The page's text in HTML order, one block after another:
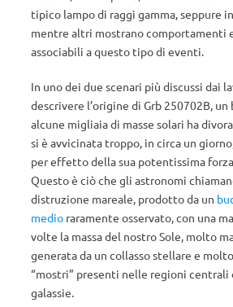
tipico lampo di raggi gamma, seppure
mentre altri mostrano comportamenti
associabili a questo tipo di eventi.
In uno dei due scenari più discussi dai
descrivere l’origine di Grb 250702B, un
alcune migliaia di masse solari ha
si è avvicinata troppo, in circa un
per effetto della sua potentissima
Questo è ciò che gli astronomi
distruzione mareale, prodotto da un
medio raramente osservato, con una
volte la massa del nostro Sole, molto
generata da un collasso stellare e
“mostri” presenti nelle regioni centrali
galassie.